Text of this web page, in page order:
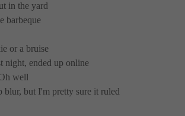
in the yard
barbeque
or a bruise
night, ended up online
well
blur, but I'm pretty sure it ruled